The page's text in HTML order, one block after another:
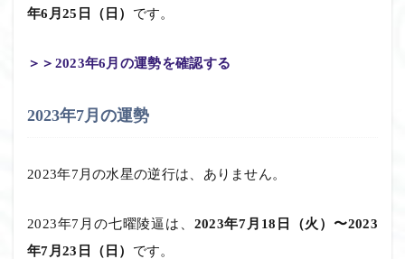
年6月25日（日） です。
＞＞2023年6月の運勢を確認する
2023年7月の運勢
2023年7月の水星の逆行は、ありません。
2023年7月の七曜陵逼は、 2023年7月18日（火）〜2023
年7月23日（日） です。